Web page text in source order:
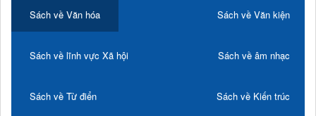
Sách về Văn hóa Sách về Văn kiện
Sách về lĩnh vực Xã hội Sách về âm nhạc
Sách về Từ điển Sách về Kiến trúc